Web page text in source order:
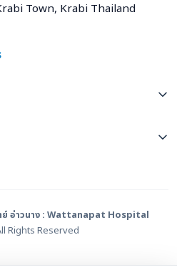
Town, Krabi Thailand
ย์ อ่าวนาง : Wattanapat Hospital
Rights Reserved